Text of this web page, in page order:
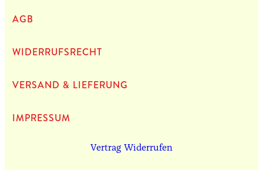
AGB
WIDERRUFSRECHT
VERSAND & LIEFERUNG
IMPRES­SUM
Vertrag Widerrufen